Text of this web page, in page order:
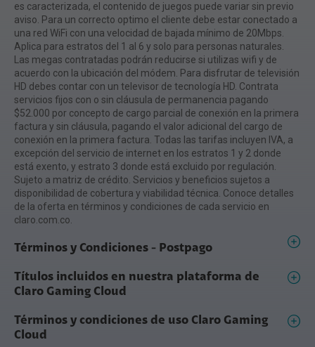
es caracterizada, el contenido de juegos puede variar sin previo
aviso. Para un correcto optimo el cliente debe estar conectado a
una red WiFi con una velocidad de bajada mínimo de 20Mbps.
Aplica para estratos del 1 al 6 y solo para personas naturales.
Las megas contratadas podrán reducirse si utilizas wifi y de
acuerdo con la ubicación del módem. Para disfrutar de televisión
HD debes contar con un televisor de tecnología HD. Contrata
servicios fijos con o sin cláusula de permanencia pagando
$52.000 por concepto de cargo parcial de conexión en la primera
factura y sin cláusula, pagando el valor adicional del cargo de
conexión en la primera factura. Todas las tarifas incluyen IVA, a
excepción del servicio de internet en los estratos 1 y 2 donde
está exento, y estrato 3 donde está excluido por regulación.
Sujeto a matriz de crédito. Servicios y beneficios sujetos a
disponibilidad de cobertura y viabilidad técnica. Conoce detalles
de la oferta en términos y condiciones de cada servicio en
claro.com.co.
Términos y Condiciones - Postpago
Títulos incluidos en nuestra plataforma de
Claro Gaming Cloud
Términos y condiciones de uso Claro Gaming
Cloud